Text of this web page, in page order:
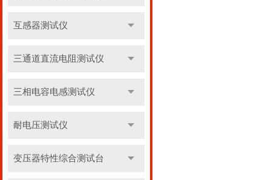
互感器测试仪
三通道直流电阻测试仪
三相电容电感测试仪
耐电压测试仪
变压器特性综合测试台